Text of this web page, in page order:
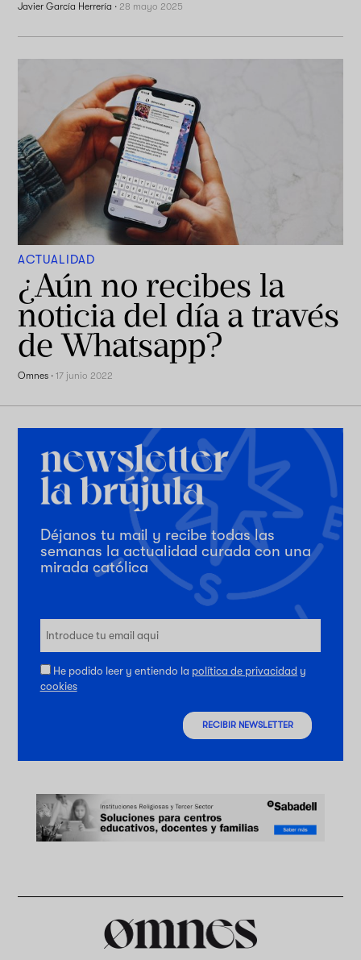
Javier García Herrería ·28 mayo 2025
ACTUALIDAD
¿Aún no recibes la
noticia del día a través
de Whatsapp?
Omnes ·17 junio 2022
Déjanos tu mail y recibe todas las
semanas la actualidad curada con una
mirada católica
He podido leer y entiendo la política de privacidad y
cookies
RECIBIR NEWSLETTER